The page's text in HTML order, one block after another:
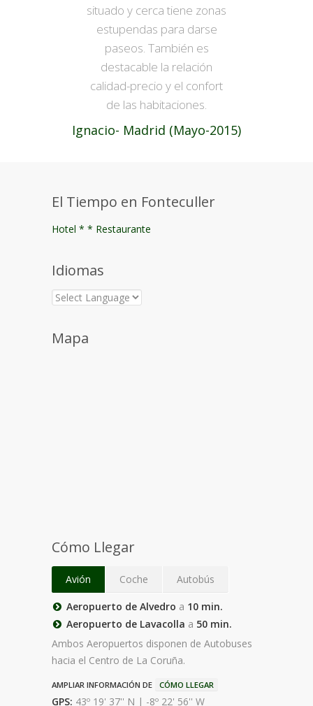
situado y cerca tiene zonas
estupendas para darse
paseos. También es
destacable la relación
calidad-precio y el confort
de las habitaciones.
Ignacio- Madrid (Mayo-2015)
El Tiempo en Fonteculler
Hotel * * Restaurante
Idiomas
Mapa
Cómo Llegar
Avión Coche Autobús
Aeropuerto de Alvedro a 10 min.
Aeropuerto de Lavacolla a 50 min.
Ambos Aeropuertos disponen de Autobuses
hacia el Centro de La Coruña.
AMPLIAR INFORMACIÓN DE CÓMO LLEGAR
GPS: 43º 19' 37'' N | -8º 22' 56'' W